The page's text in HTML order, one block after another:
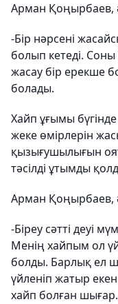
Арман Қоңырбаев,
-Бір нәрсені
болып кетеді.
жасау бір ерекше
болады.
Хайп ұғымы
жеке өмірлерін
қызығушылығын
тәсілді ұтымды
Арман Қоңырбаев,
-Біреу сәтті деуі
Менің хайпым ол
болды. Барлық ел
үйленіп жатыр
хайп болған шығар.